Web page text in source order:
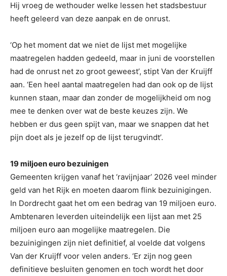
Hij vroeg de wethouder welke lessen het stadsbestuur
heeft geleerd van deze aanpak en de onrust.
‘Op het moment dat we niet de lijst met mogelijke
maatregelen hadden gedeeld, maar in juni de voorstellen
had de onrust net zo groot geweest’, stipt Van der Kruijff
aan. ‘Een heel aantal maatregelen had dan ook op de lijst
kunnen staan, maar dan zonder de mogelijkheid om nog
mee te denken over wat de beste keuzes zijn. We
hebben er dus geen spijt van, maar we snappen dat het
pijn doet als je jezelf op de lijst terugvindt’.
19 miljoen euro bezuinigen
Gemeenten krijgen vanaf het ‘ravijnjaar’ 2026 veel minder
geld van het Rijk en moeten daarom flink bezuinigingen.
In Dordrecht gaat het om een bedrag van 19 miljoen euro.
Ambtenaren leverden uiteindelijk een lijst aan met 25
miljoen euro aan mogelijke maatregelen. Die
bezuinigingen zijn niet definitief, al voelde dat volgens
Van der Kruijff voor velen anders. ‘Er zijn nog geen
definitieve besluiten genomen en toch wordt het door